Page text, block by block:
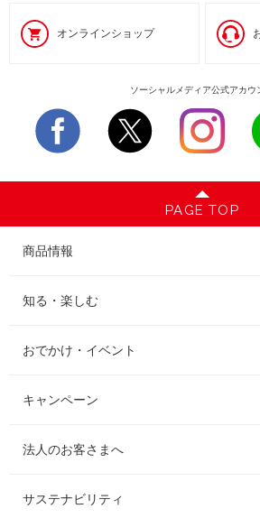
オンラインショップ
ソーシャルメディア公式アカウ
PAGE TOP
商品情報
商品情報一覧
レギュラーコーヒー
インスタントコーヒー
ドリップポッド
知る・楽しむ
知る・楽しむ一覧
おいしいコーヒーの淹れ方
コーヒー百科
レシピ
おでかけ・イベント
おでかけ・イベント情報一覧
UCCコーヒー博物館
UCCコーヒーアカデミー
工場見学
キャンペーン
法人のお客さまへ
サステナビリティ
サステナビリティ